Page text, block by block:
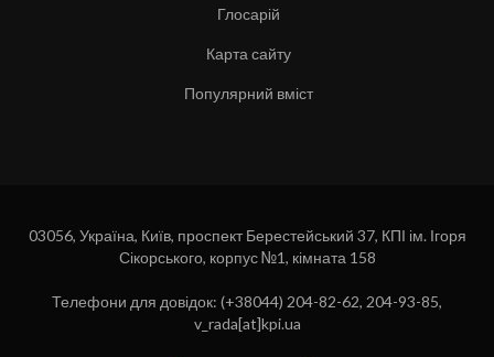
Глосарій
Карта сайту
Популярний вміст
03056, Україна, Київ, проспект Берестейський 37, КПІ ім. Ігоря
Сікорського, корпус №1, кімната 158
Телефони для довідок: (+38044) 204-82-62, 204-93-85,
v_rada[at]kpi.ua